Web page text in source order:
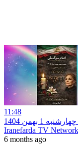
11:48
1 بهمن 1404
Iranefarda TV Network
6 months ago